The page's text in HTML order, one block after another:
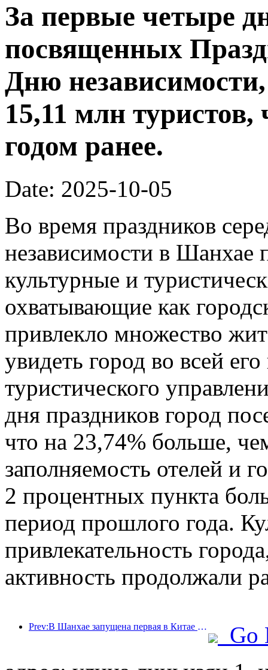
За первые четыре
посвященных
Дню
15,11 млн
годом ранее.
Date: 2025-10-05
Во время праздников
независимости в Шанхае
культурные и
охватывающие как
привлекло множество
увидеть город во всей
туристического
дня праздников город
что на 23,74% больше,
заполняемость отелей и
2 процентных пункта
период прошлого года.
привлекательность
активность продолжали
Prev:В Шанхае запущена первая в Китае система самостоятельного потребления культурных и туристических услуг для иностранных туристов
Go